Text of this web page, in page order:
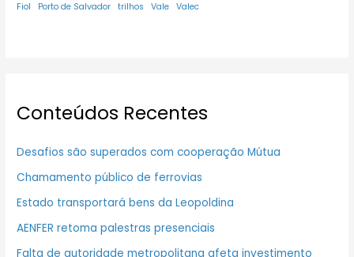
Fiol Porto de Salvador trilhos Vale Valec
Conteúdos Recentes
Desafios são superados com cooperação Mútua
Chamamento público de ferrovias
Estado transportará bens da Leopoldina
AENFER retoma palestras presenciais
Falta de autoridade metropolitana afeta investimento